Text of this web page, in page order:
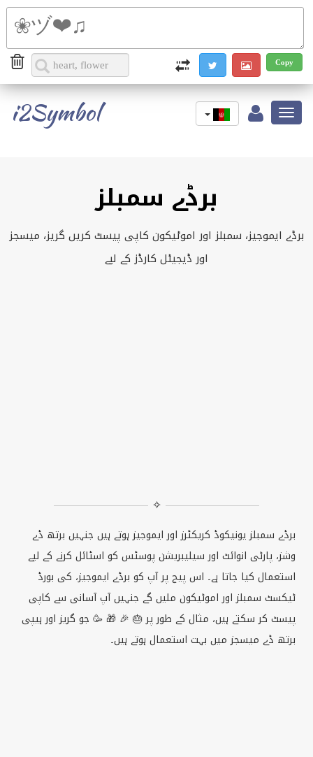
Toggle
navigation
i2Symbol
برڈے سمبلز
برڈے ایموجیز، سمبلز اور اموٹیکون کاپی پیسٹ کریں گریز، میسجز
اور ڈیجیٹل کارڈز کے لیے
✧
برڈے سمبلز یونیکوڈ کریکٹرز اور ایموجیز ہوتے ہیں جنہیں برتھ ڈے
وشز، پارٹی انوائٹ اور سیلیبریشن پوسٹس کو اسٹائل کرنے کے لیے
استعمال کیا جاتا ہے۔ اس پیج پر آپ کو برڈے ایموجیز، کی بورڈ
ٹیکسٹ سمبلز اور اموٹیکون ملیں گے جنہیں آپ آسانی سے کاپی
پیسٹ کر سکتے ہیں، مثال کے طور پر 🎂 🎉 🎁 🥳 جو گریز اور ہیپی
برتھ ڈے میسجز میں بہت استعمال ہوتے ہیں۔